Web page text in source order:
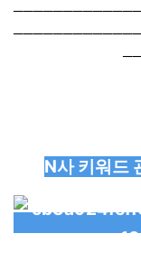
N사 키워드